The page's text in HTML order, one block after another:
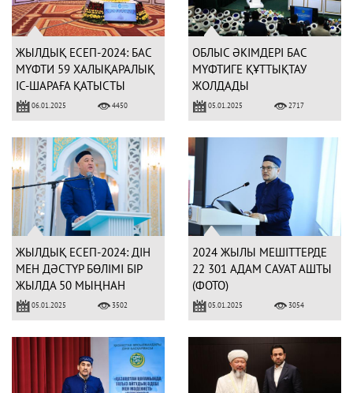
ЖЫЛДЫҚ ЕСЕП-2024: БАС
МҮФТИ 59 ХАЛЫҚАРАЛЫҚ
ІС-ШАРАҒА ҚАТЫСТЫ
06.01.2025 4450
ОБЛЫС ӘКІМДЕРІ БАС
МҮФТИГЕ ҚҰТТЫҚТАУ
ЖОЛДАДЫ
05.01.2025 2717
ЖЫЛДЫҚ ЕСЕП-2024: ДІН
МЕН ДӘСТҮР БӨЛІМІ БІР
ЖЫЛДА 50 МЫҢНАН
АСТАМ ІС-ШАРА
ҰЙЫМДАСТЫРДЫ
05.01.2025 3502
2024 ЖЫЛЫ МЕШІТТЕРДЕ
22 301 АДАМ САУАТ АШТЫ
(ФОТО)
05.01.2025 3054